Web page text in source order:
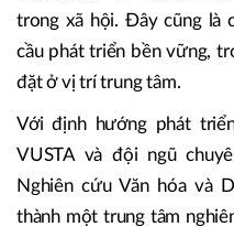
trong xã hội. Đây cũng là
cầu phát triển bền vững,
đặt ở vị trí trung tâm.
Với định hướng phát
VUSTA và đội ngũ
Nghiên cứu Văn hóa và
thành một trung tâm